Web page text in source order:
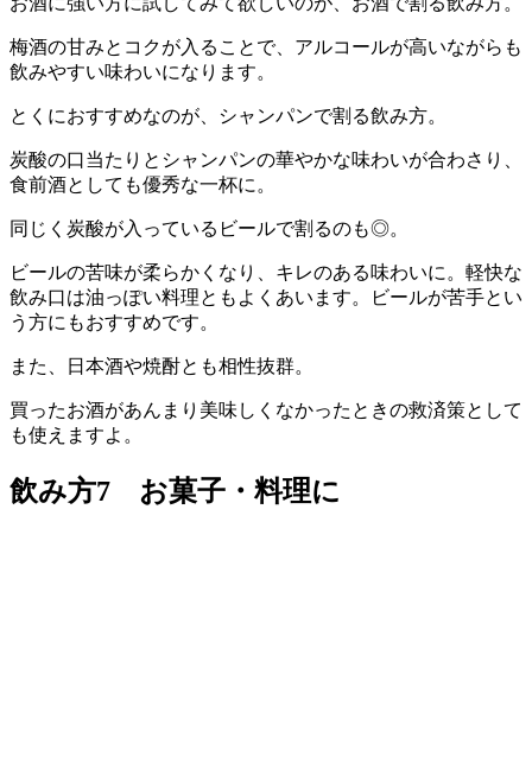
梅酒の甘みとコクが入ることで、アルコールが高いながらも
飲みやすい味わいになります。
とくにおすすめなのが、シャンパンで割る飲み方。
炭酸の口当たりとシャンパンの華やかな味わいが合わさり、
食前酒としても優秀な一杯に。
同じく炭酸が入っているビールで割るのも◎。
ビールの苦味が柔らかくなり、キレのある味わいに。軽快な
飲み口は油っぽい料理ともよくあいます。ビールが苦手とい
う方にもおすすめです。
また、日本酒や焼酎とも相性抜群。
買ったお酒があんまり美味しくなかったときの救済策として
も使えますよ。
飲み方7 お菓子・料理に